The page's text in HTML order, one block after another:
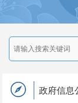
政府信息